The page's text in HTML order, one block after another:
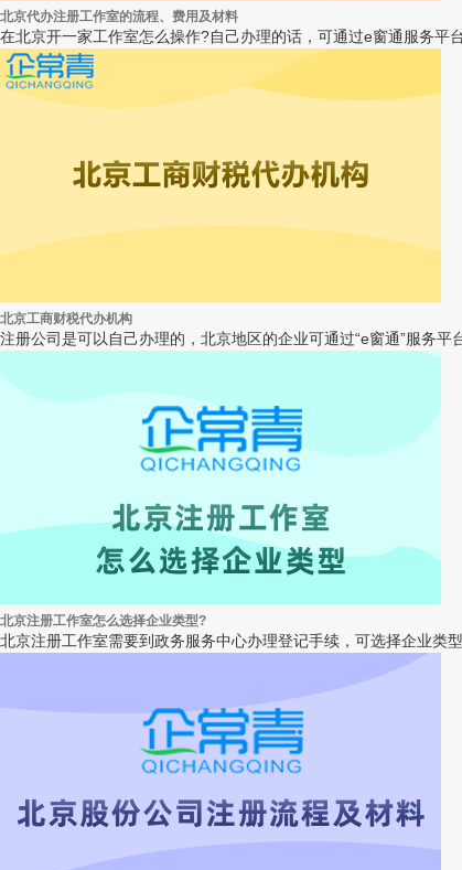
北京代办注册工作室的流程、费用及材料
在北京开一家工作室怎么操作?自己办理的话，可通过e窗通服务平
北京工商财税代办机构
注册公司是可以自己办理的，北京地区的企业可通过“e窗通”服务
北京注册工作室怎么选择企业类型?
北京注册工作室需要到政务服务中心办理登记手续，可选择企业类